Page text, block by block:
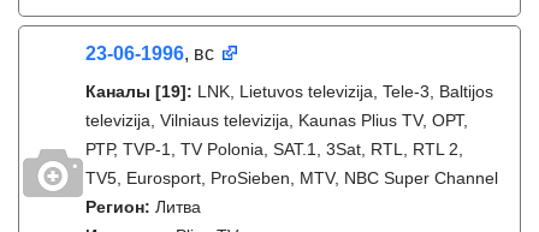
23-06-1996, вс
Каналы [19]: LNK, Lietuvos televizija, Tele-3, Baltijos
televizija, Vilniaus televizija, Kaunas Plius TV, ОРТ,
РТР, TVP-1, TV Polonia, SAT.1, 3Sat, RTL, RTL 2,
TV5, Eurosport, ProSieben, MTV, NBC Super Channel
Регион: Литва